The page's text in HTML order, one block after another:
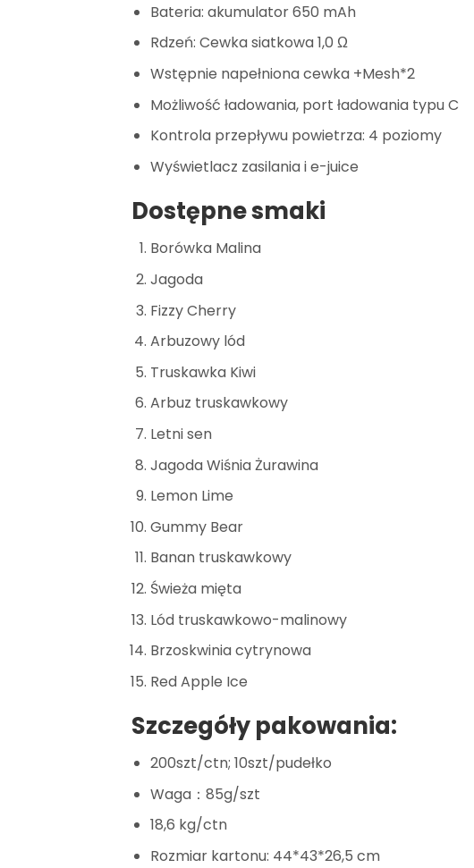
Bateria: akumulator 650 mAh
Rdzeń: Cewka siatkowa 1,0 Ω
Wstępnie napełniona cewka +Mesh*2
Możliwość ładowania, port ładowania typu C
Kontrola przepływu powietrza: 4 poziomy
Wyświetlacz zasilania i e-juice
Dostępne smaki
Borówka Malina
Jagoda
Fizzy Cherry
Arbuzowy lód
Truskawka Kiwi
Arbuz truskawkowy
Letni sen
Jagoda Wiśnia Żurawina
Lemon Lime
Gummy Bear
Banan truskawkowy
Świeża mięta
Lód truskawkowo-malinowy
Brzoskwinia cytrynowa
Red Apple Ice
Szczegóły pakowania:
200szt/ctn; 10szt/pudełko
Waga：85g/szt
18,6 kg/ctn
Rozmiar kartonu: 44*43*26,5 cm